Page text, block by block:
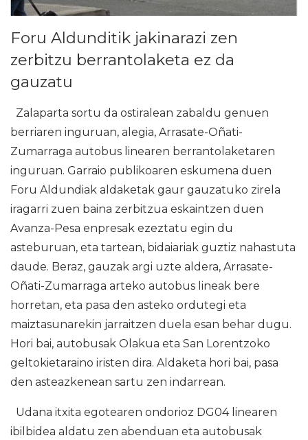
Foru Aldunditik jakinarazi zen
zerbitzu berrantolaketa ez da
gauzatu
Zalaparta sortu da ostiralean zabaldu genuen
berriaren inguruan, alegia, Arrasate-Oñati-
Zumarraga autobus linearen berrantolaketaren
inguruan. Garraio publikoaren eskumena duen
Foru Aldundiak aldaketak gaur gauzatuko zirela
iragarri zuen baina zerbitzua eskaintzen duen
Avanza-Pesa enpresak ezeztatu egin du
asteburuan, eta tartean, bidaiariak guztiz nahastuta
daude. Beraz, gauzak argi uzte aldera, Arrasate-
Oñati-Zumarraga arteko autobus lineak bere
horretan, eta pasa den asteko ordutegi eta
maiztasunarekin jarraitzen duela esan behar dugu.
Hori bai, autobusak Olakua eta San Lorentzoko
geltokietaraino iristen dira. Aldaketa hori bai, pasa
den asteazkenean sartu zen indarrean.
Udana itxita egotearen ondorioz DG04 linearen
ibilbidea aldatu zen abenduan eta autobusak